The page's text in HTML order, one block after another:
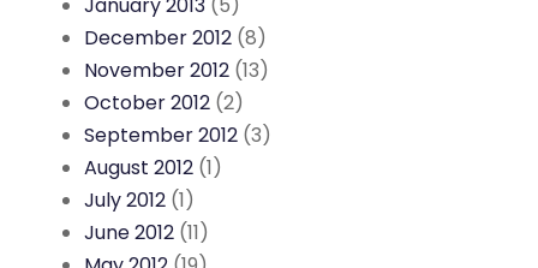
January 2013 (5)
December 2012 (8)
November 2012 (13)
October 2012 (2)
September 2012 (3)
August 2012 (1)
July 2012 (1)
June 2012 (11)